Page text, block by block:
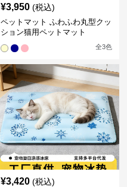
¥3,950 (税込)
ペットマット ふわふわ丸型クッ
ション猫用ペットマット
全3色
¥3,420 (税込)